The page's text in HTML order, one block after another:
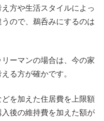
方や生活スタイルによっ
ので、鵜呑みにするのは
ーマンの場合は、今の家
る方が確かです。
を加えた住居費を上限額
後の維持費を加えた額が